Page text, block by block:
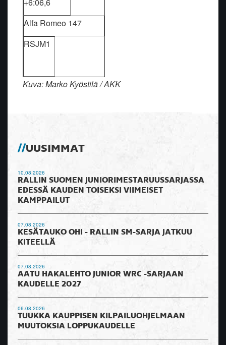
Alfa Romeo 147
RSJM1
Kuva: Marko Kyöstilä / AKK
UUSIMMAT
10.08.2026
RALLIN SUOMEN JUNIORIMESTARUUSSARJASSA
EDESSÄ KAUDEN TOISEKSI VIIMEISET
KAMPPAILUT
07.08.2026
KESÄTAUKO OHI - RALLIN SM-SARJA JATKUU
KITEELLÄ
07.08.2026
AATU HAKALEHTO JUNIOR WRC -SARJAAN
KAUDELLE 2027
06.08.2026
TUUKKA KAUPPISEN KILPAILUOHJELMAAN
MUUTOKSIA LOPPUKAUDELLE